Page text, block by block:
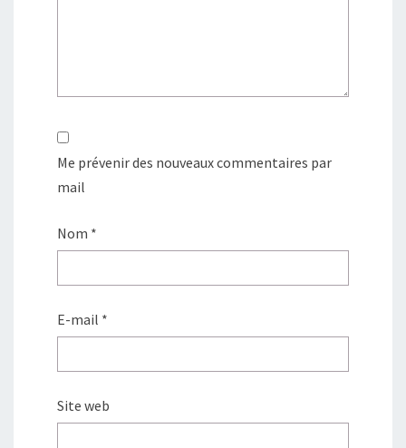
Me prévenir des nouveaux commentaires par
mail
Nom *
E-mail *
Site web